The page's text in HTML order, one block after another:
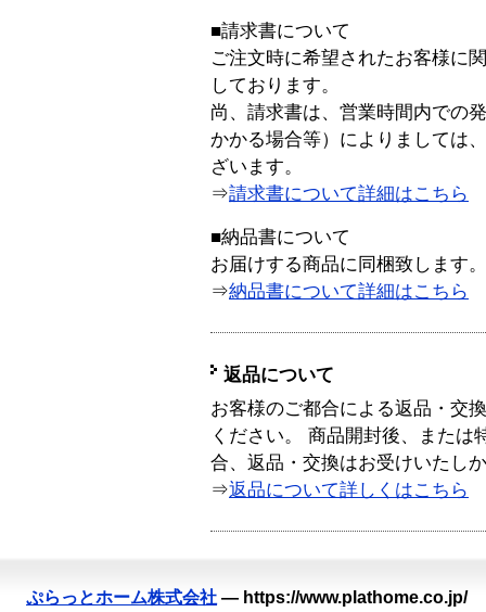
■請求書について
ご注文時に希望されたお客様に
しております。
尚、請求書は、営業時間内での
かかる場合等）によりましては
ざいます。
⇒請求書について詳細はこちら
■納品書について
お届けする商品に同梱致します。
⇒納品書について詳細はこちら
返品について
お客様のご都合による返品・交
ください。 商品開封後、または
合、返品・交換はお受けいたし
⇒返品について詳しくはこちら
ぷらっとホーム株式会社 — https://www.plathome.co.jp/